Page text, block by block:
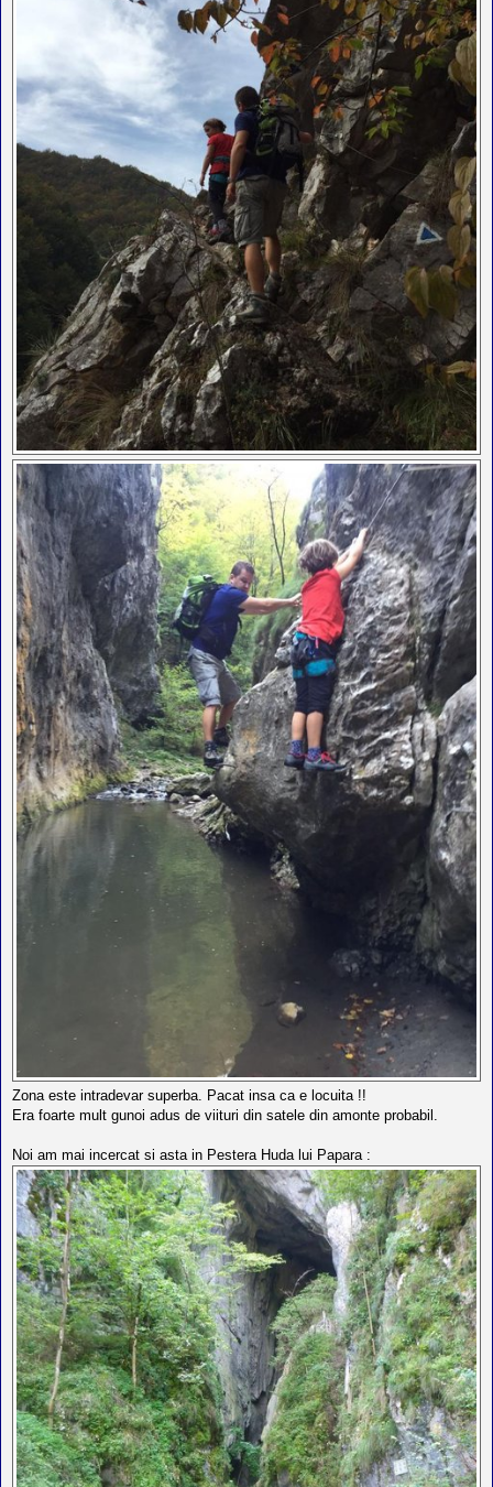
Zona este intradevar superba. Pacat insa ca e locuita !!
Era foarte mult gunoi adus de viituri din satele din amonte probabil.
Noi am mai incercat si asta in Pestera Huda lui Papara :